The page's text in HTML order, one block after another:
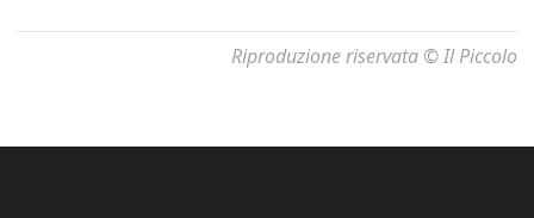
Riproduzione riservata © Il Piccolo